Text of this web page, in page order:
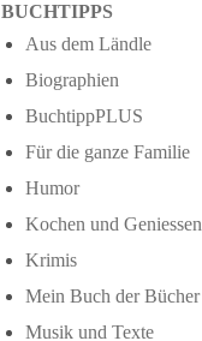
BUCHTIPPS
Aus dem Ländle
Biographien
BuchtippPLUS
Für die ganze Familie
Humor
Kochen und Geniessen
Krimis
Mein Buch der Bücher
Musik und Texte